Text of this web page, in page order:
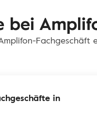
bei
Fachgeschäft
in